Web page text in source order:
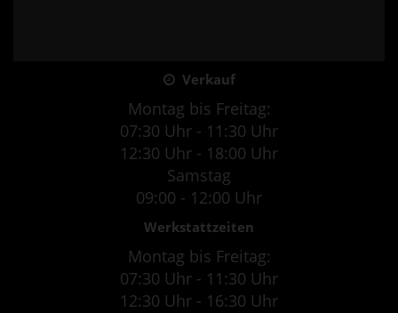
Verkauf
Montag bis Freitag:
07:30 Uhr - 11:30 Uhr
12:30 Uhr - 18:00 Uhr
Samstag
09:00 - 12:00 Uhr
Werkstattzeiten
Montag bis Freitag:
07:30 Uhr - 11:30 Uhr
12:30 Uhr - 16:30 Uhr